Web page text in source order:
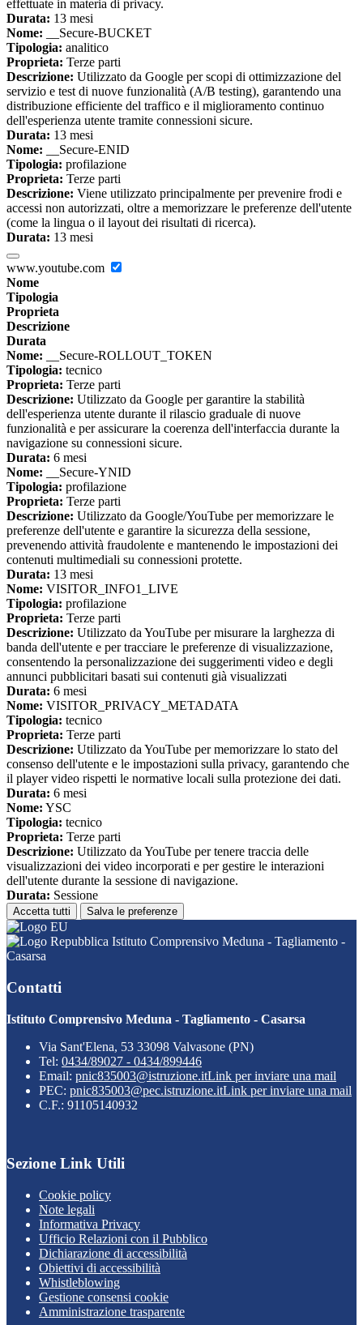
effettuate in materia di privacy.
Durata: 13 mesi
Nome: __Secure-BUCKET
Tipologia: analitico
Proprieta: Terze parti
Descrizione: Utilizzato da Google per scopi di ottimizzazione del
servizio e test di nuove funzionalità (A/B testing), garantendo una
distribuzione efficiente del traffico e il miglioramento continuo
dell'esperienza utente tramite connessioni sicure.
Durata: 13 mesi
Nome: __Secure-ENID
Tipologia: profilazione
Proprieta: Terze parti
Descrizione: Viene utilizzato principalmente per prevenire frodi e
accessi non autorizzati, oltre a memorizzare le preferenze dell'utente
(come la lingua o il layout dei risultati di ricerca).
Durata: 13 mesi
www.youtube.com
Nome
Tipologia
Proprieta
Descrizione
Durata
Nome: __Secure-ROLLOUT_TOKEN
Tipologia: tecnico
Proprieta: Terze parti
Descrizione: Utilizzato da Google per garantire la stabilità
dell'esperienza utente durante il rilascio graduale di nuove
funzionalità e per assicurare la coerenza dell'interfaccia durante la
navigazione su connessioni sicure.
Durata: 6 mesi
Nome: __Secure-YNID
Tipologia: profilazione
Proprieta: Terze parti
Descrizione: Utilizzato da Google/YouTube per memorizzare le
preferenze dell'utente e garantire la sicurezza della sessione,
prevenendo attività fraudolente e mantenendo le impostazioni dei
contenuti multimediali su connessioni protette.
Durata: 13 mesi
Nome: VISITOR_INFO1_LIVE
Tipologia: profilazione
Proprieta: Terze parti
Descrizione: Utilizzato da YouTube per misurare la larghezza di
banda dell'utente e per tracciare le preferenze di visualizzazione,
consentendo la personalizzazione dei suggerimenti video e degli
annunci pubblicitari basati sui contenuti già visualizzati
Durata: 6 mesi
Nome: VISITOR_PRIVACY_METADATA
Tipologia: tecnico
Proprieta: Terze parti
Descrizione: Utilizzato da YouTube per memorizzare lo stato del
consenso dell'utente e le impostazioni sulla privacy, garantendo che
il player video rispetti le normative locali sulla protezione dei dati.
Durata: 6 mesi
Nome: YSC
Tipologia: tecnico
Proprieta: Terze parti
Descrizione: Utilizzato da YouTube per tenere traccia delle
visualizzazioni dei video incorporati e per gestire le interazioni
dell'utente durante la sessione di navigazione.
Durata: Sessione
Accetta tutti Salva le preferenze
Istituto Comprensivo Meduna - Tagliamento -
Casarsa
Contatti
Istituto Comprensivo Meduna - Tagliamento - Casarsa
Via Sant'Elena, 53 33098 Valvasone (PN)
Tel: 0434/89027 - 0434/899446
Email: pnic835003@istruzione.itLink per inviare una mail
PEC: pnic835003@pec.istruzione.itLink per inviare una mail
C.F.: 91105140932
Sezione Link Utili
Cookie policy
Note legali
Informativa Privacy
Ufficio Relazioni con il Pubblico
Dichiarazione di accessibilità
Obiettivi di accessibilità
Whistleblowing
Gestione consensi cookie
Amministrazione trasparente